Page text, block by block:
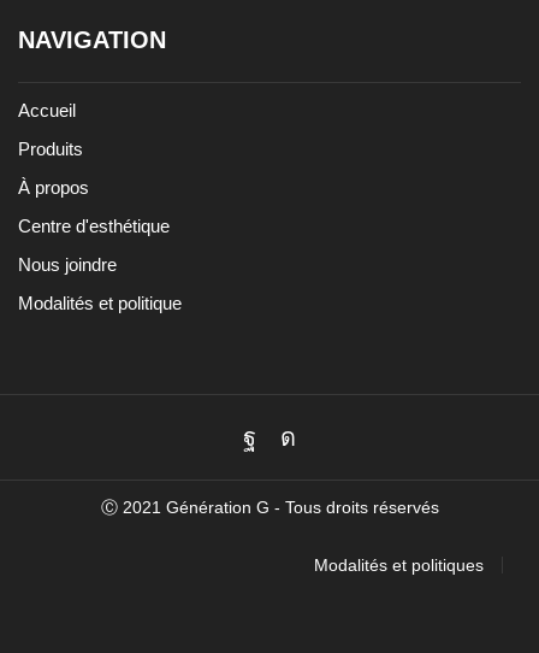
NAVIGATION
Accueil
Produits
À propos
Centre d'esthétique
Nous joindre
Modalités et politique
Facebook
Instagram
Ⓒ 2021 Génération G - Tous droits réservés
Modalités et politiques